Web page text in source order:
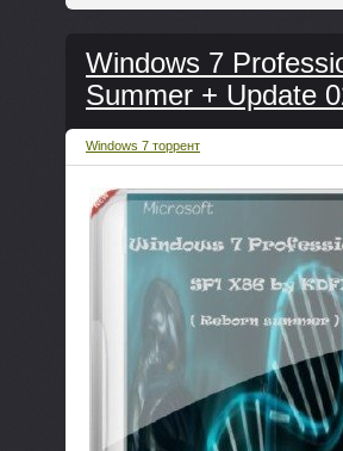
Windows 7
Summer + Update
Windows 7 торрент